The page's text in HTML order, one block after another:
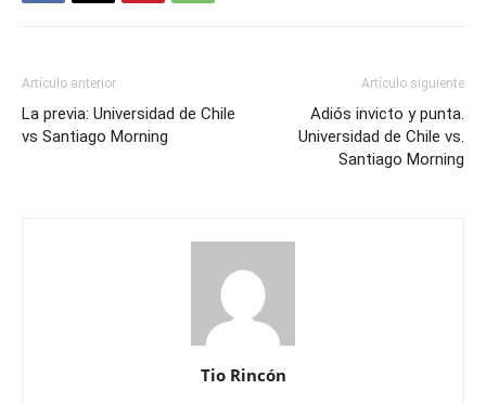
Artículo anterior
La previa: Universidad de Chile
vs Santiago Morning
Artículo siguiente
Adiós invicto y punta.
Universidad de Chile vs.
Santiago Morning
Tio Rincón